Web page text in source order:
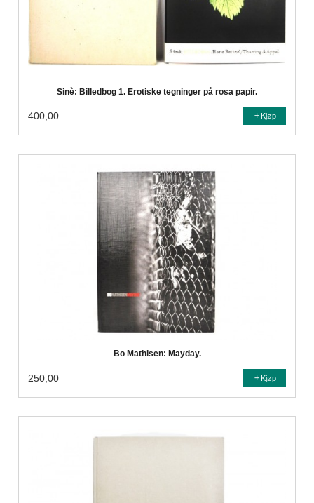
Sinè: Billedbog 1. Erotiske tegninger på rosa papir.
400,00 Kjøp
Bo Mathisen: Mayday.
250,00 Kjøp